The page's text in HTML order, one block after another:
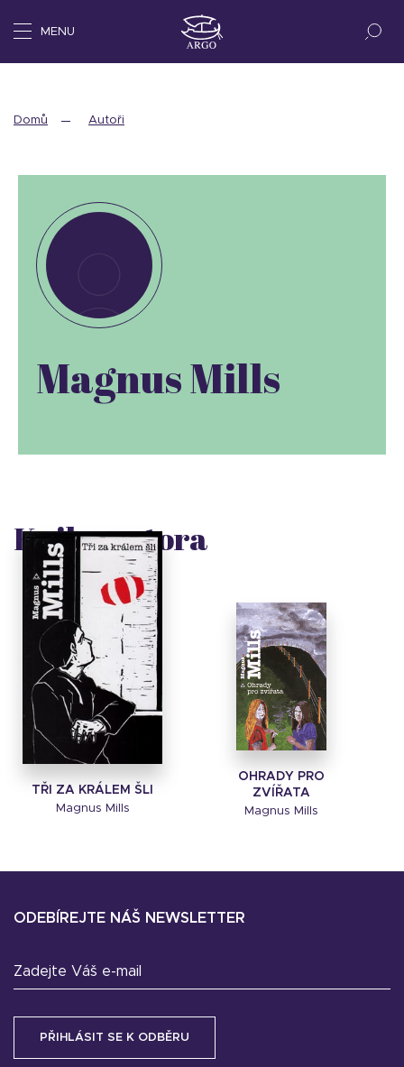
MENU
Domů Autoři
Magnus Mills
Knihy autora
TŘI ZA KRÁLEM ŠLI
Magnus Mills
OHRADY PRO
ZVÍŘATA
Magnus Mills
ODEBÍREJTE NÁŠ NEWSLETTER
Zadejte Váš e-mail